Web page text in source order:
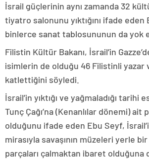
İsrail güçlerinin aynı zamanda 32
tiyatro salonunu yıktığını ifade eden
binlerce sanat tablosununun da yok
Filistin Kültür Bakanı, İsrail’in
isimlerin de olduğu 46 Filistinli yazar
katlettiğini söyledi.
İsrail’in yıktığı ve yağmaladığı tarihi
Tunç Çağı’na (Kenanlılar dönemi) ait
olduğunu ifade eden Ebu Seyf,
mirasıyla savaşının müzeleri yerle
parçaları çalmaktan ibaret olduğuna